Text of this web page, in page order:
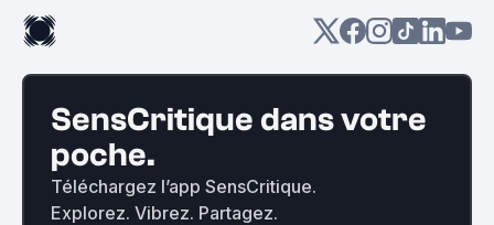
SensCritique dans votre
poche.
Téléchargez l’app SensCritique.
Explorez. Vibrez. Partagez.